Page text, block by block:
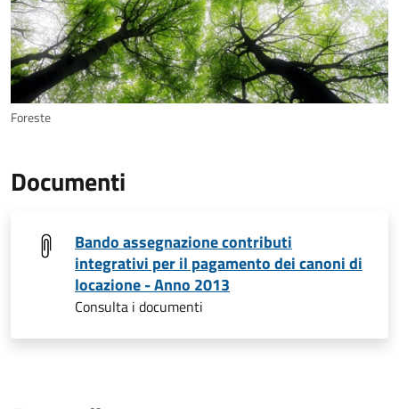
Foreste
Documenti
Bando assegnazione contributi
integrativi per il pagamento dei canoni di
locazione - Anno 2013
Consulta i documenti